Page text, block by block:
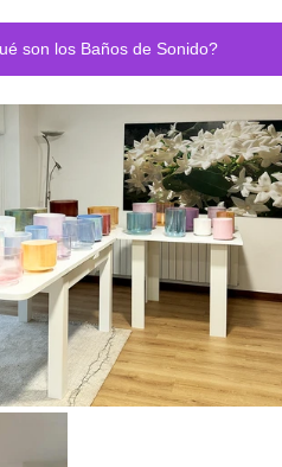
son los Baños de Sonido?